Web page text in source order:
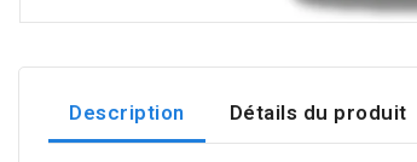
Description Détails du produit